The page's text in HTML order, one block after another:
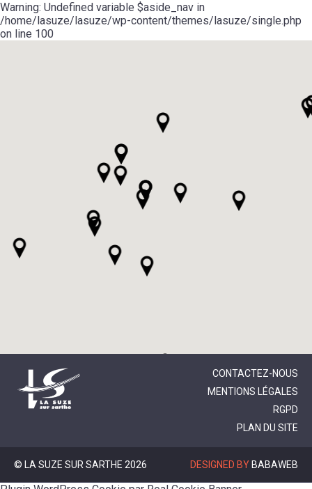
Warning: Undefined variable $aside_nav in
/home/lasuze/lasuze/wp-content/themes/lasuze/single.php
on line 100
CONTACTEZ-NOUS
MENTIONS LÉGALES
RGPD
PLAN DU SITE
© LA SUZE SUR SARTHE 2026 DESIGNED BY BABAWEB